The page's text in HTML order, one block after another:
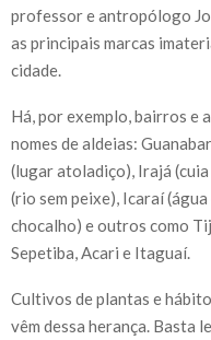
professor e antropólogo
as principais marcas
cidade.
Há, por exemplo, bairros e
nomes de aldeias:
(lugar atoladiço), Irajá
(rio sem peixe), Icaraí
chocalho) e outros como
Sepetiba, Acari e Itaguaí.
Cultivos de plantas e
vêm dessa herança. Basta